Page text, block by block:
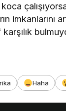
Haha